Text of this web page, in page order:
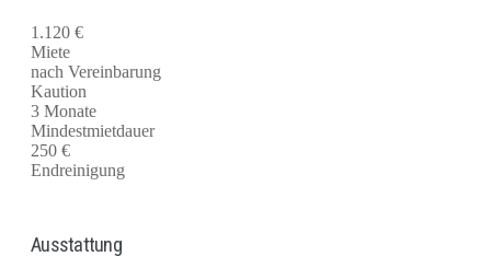
1.120 €
Miete
nach Vereinbarung
Kaution
3 Monate
Mindestmietdauer
250 €
Endreinigung
Ausstattung